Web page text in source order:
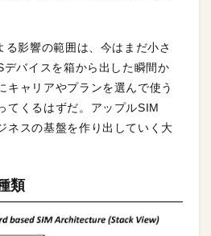
る影響の範囲は、今はまだ小さ
バイスを箱から出した瞬間か
キャリアやプランを選んで使う
てくるはずだ。アップルSIM
ネスの基盤を作り出していく大
類